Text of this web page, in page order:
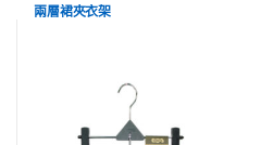
兩層裙夾衣架